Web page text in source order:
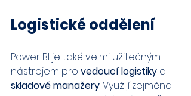
Logistické oddělení
Power BI je také velmi užitečným
nástrojem pro vedoucí logistiky a
skladové manažery. Využijí zejména